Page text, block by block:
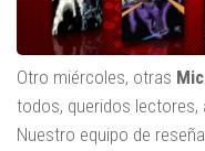
Otro miércoles, otras
todos, queridos lectores,
Nuestro equipo de